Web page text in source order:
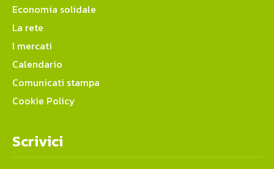
Economia solidale
La rete
I mercati
Calendario
Comunicati stampa
Cookie Policy
Scrivici